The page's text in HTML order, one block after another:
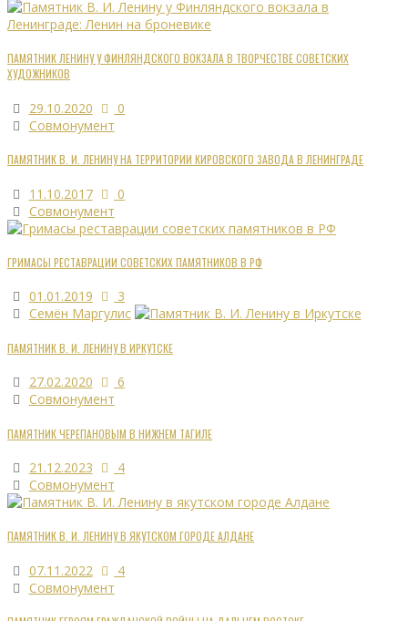
ПАМЯТНИК ЛЕНИНУ У ФИНЛЯНДСКОГО ВОКЗАЛА В ТВОРЧЕСТВЕ СОВЕТСКИХ
ХУДОЖНИКОВ
29.10.2020
0
Совмонумент
ПАМЯТНИК В. И. ЛЕНИНУ НА ТЕРРИТОРИИ КИРОВСКОГО ЗАВОДА В ЛЕНИНГРАДЕ
11.10.2017
0
Совмонумент
ГРИМАСЫ РЕСТАВРАЦИИ СОВЕТСКИХ ПАМЯТНИКОВ В РФ
01.01.2019
3
Семён Маргулис
ПАМЯТНИК В. И. ЛЕНИНУ В ИРКУТСКЕ
27.02.2020
6
Совмонумент
ПАМЯТНИК ЧЕРЕПАНОВЫМ В НИЖНЕМ ТАГИЛЕ
21.12.2023
4
Совмонумент
ПАМЯТНИК В. И. ЛЕНИНУ В ЯКУТСКОМ ГОРОДЕ АЛДАНЕ
07.11.2022
4
Совмонумент